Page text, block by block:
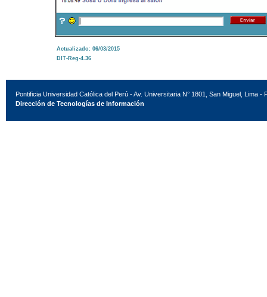
Actualizado: 06/03/2015
DIT-Reg-4.36
Pontificia Universidad Católica del Perú - Av. Universitaria N° 1801, San Miguel, Lima -
Dirección de Tecnologías de Información